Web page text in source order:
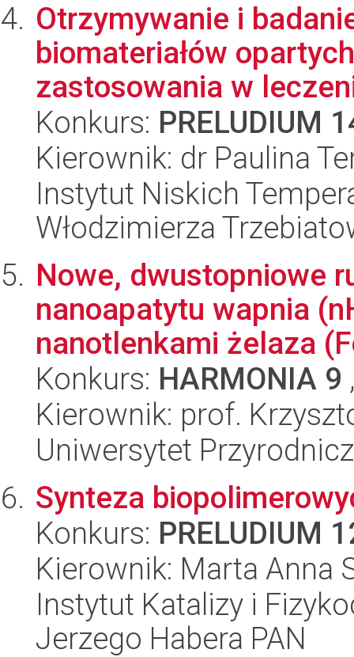
Otrzymywanie i
biomateriałów
zastosowania w
Konkurs: PRELUDIUM
Kierownik: dr Paulina
Instytut Niskich
Włodzimierza
Nowe, dwustopniowe
nanoapatytu wapnia
nanotlenkami żelaza
Konkurs: HARMONIA 9
Kierownik: prof.
Uniwersytet
Synteza
Konkurs: PRELUDIUM
Kierownik: Marta Anna
Instytut Katalizy i
Jerzego Habera PAN